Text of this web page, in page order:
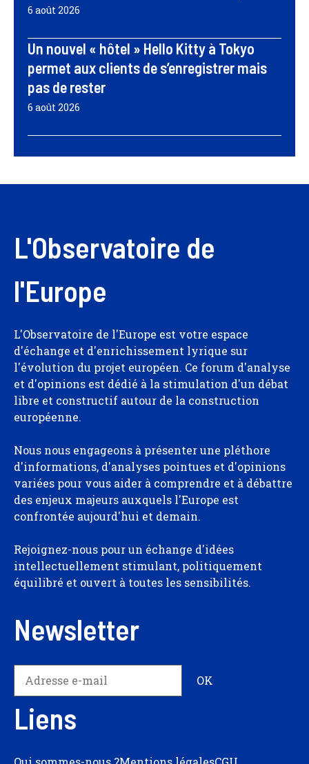
6 août 2026
Un nouvel « hôtel » Hello Kitty à Tokyo
permet aux clients de s’enregistrer mais
pas de rester
6 août 2026
L'Observatoire de
l'Europe
L'Observatoire de l'Europe est votre espace
d'échange et d'enrichissement lyrique sur
l'évolution du projet européen. Ce forum d'analyse
et d'opinions est dédié à la stimulation d'un débat
libre et constructif autour de la construction
européenne.
Nous nous engageons à présenter une pléthore
d'informations, d'analyses pointues et d'opinions
variées pour vous aider à comprendre et à débattre
des enjeux majeurs auxquels l'Europe est
confrontée aujourd'hui et demain.
Rejoignez-nous pour un échange d'idées
intellectuellement stimulant, politiquement
équilibré et ouvert à toutes les sensibilités.
Newsletter
Liens